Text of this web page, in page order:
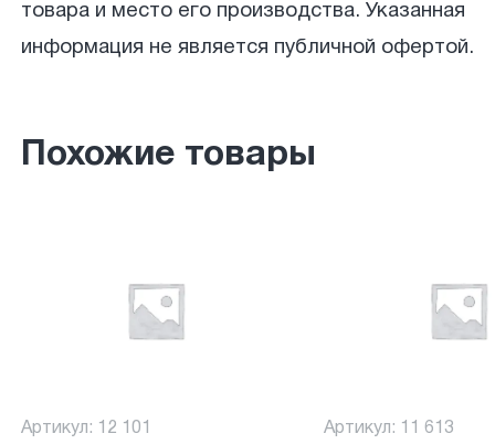
товара и место его производства. Указанная
информация не является публичной офертой.
Похожие товары
Артикул: 12 101 Артикул: 11 613